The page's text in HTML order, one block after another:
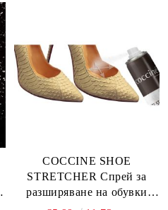
COCCINE SHOE
STRETCHER Спрей за
разширяване на обувки
0.75 ml, Безцветен